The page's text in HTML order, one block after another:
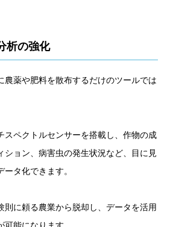
析の強化
農薬や肥料を散布するだけのツールでは
スペクトルセンサーを搭載し、作物の成
ション、病害虫の発生状況など、目に見
タ化できます。
則に頼る農業から脱却し、データを活用